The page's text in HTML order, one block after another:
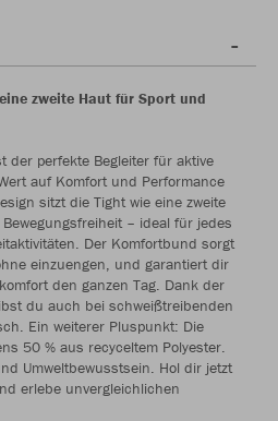
zweite Haut für Sport und
der perfekte Begleiter für aktive
auf Komfort und Performance
sitzt die Tight wie eine zweite
– ideal für jedes
Der Komfortbund sorgt
einzuengen, und garantiert dir
den ganzen Tag. Dank der
du auch bei schweißtreibenden
Ein weiterer Pluspunkt: Die
50 % aus recyceltem Polyester.
Umweltbewusstsein. Hol dir jetzt
erlebe unvergleichlichen